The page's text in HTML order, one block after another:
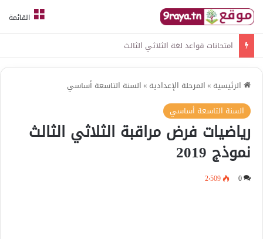
القائمة
امتحانات قواعد لغة الثلاثي الثالث
الرئيسية »المرحلة الإعدادية »السنة التاسعة أساسي
السنة التاسعة أساسي
رياضيات فرض مراقبة الثلاثي الثالث
نموذج 2019
0 2٬509